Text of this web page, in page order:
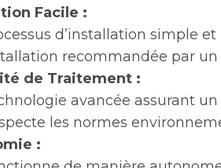
Facile :
d’installation simple et
recommandée par
de Traitement :
avancée assurant
les normes
: